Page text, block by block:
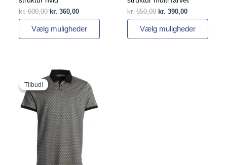
kr.600,00 kr. 360,00
Vælg muligheder
kr.650,00 kr. 390,00
Vælg muligheder
Tilbud!
Tilbud!
Den
oprindelige
pris
var:
kr. 450,00.
aktuelle
pris
er:
kr. 270,00.
vare
har
flere
varianter.
Mulighederne
vælges